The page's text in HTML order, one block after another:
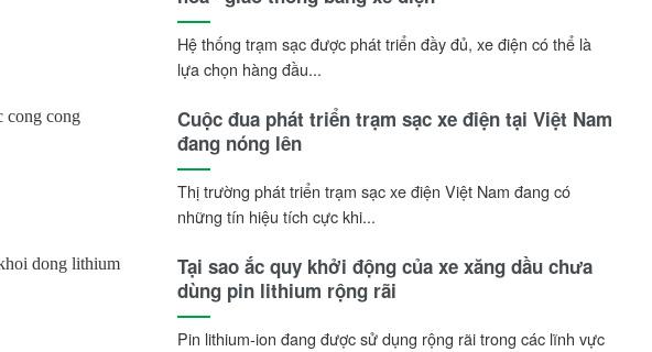
Hệ thống trạm sạc được phát triển đầy đủ, xe điện có thể là
lựa chọn hàng đầu...
Cuộc đua phát triển trạm sạc xe điện tại Việt Nam
đang nóng lên
Thị trường phát triển trạm sạc xe điện Việt Nam đang có
những tín hiệu tích cực khi...
Tại sao ắc quy khởi động của xe xăng dầu chưa
dùng pin lithium rộng rãi
Pin lithium-ion đang được sử dụng rộng rãi trong các lĩnh vực